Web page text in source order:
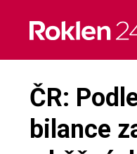
content
ČR:
bilance